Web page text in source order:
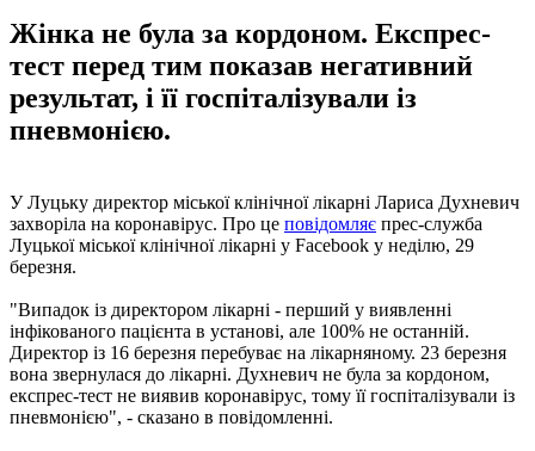
Жінка не була за кордоном. Експрес-
тест перед тим показав негативний
результат, і її госпіталізували із
пневмонією.
У Луцьку директор міської клінічної лікарні Лариса Духневич
захворіла на коронавірус. Про це повідомляє прес-служба
Луцької міської клінічної лікарні у Facebook у неділю, 29
березня.
"Випадок із директором лікарні - перший у виявленні
інфікованого пацієнта в установі, але 100% не останній.
Директор із 16 березня перебуває на лікарняному. 23 березня
вона звернулася до лікарні. Духневич не була за кордоном,
експрес-тест не виявив коронавірус, тому її госпіталізували із
пневмонією", - сказано в повідомленні.